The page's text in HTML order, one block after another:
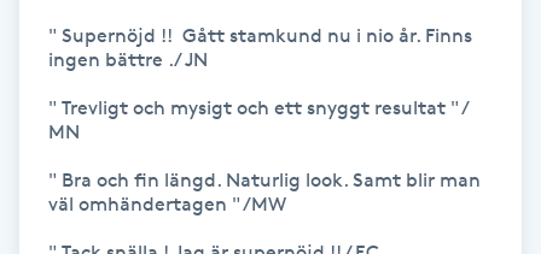
Hälsprickor
Idrottsmassage
" Supernöjd !!  Gått stamkund nu i nio år. Finns
ingen bättre ./ JN
" Trevligt och mysigt och ett snyggt resultat " /
MN
" Bra och fin längd. Naturlig look. Samt blir man
väl omhändertagen " /MW